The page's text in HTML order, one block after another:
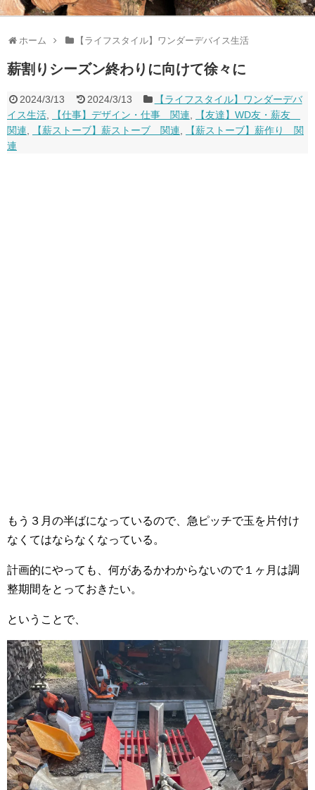
ホーム 【ライフスタイル】ワンダーデバイス生活
薪割りシーズン終わりに向けて徐々に
2024/3/13 2024/3/13
【ライフスタイル】ワンダーデバ
イス生活
【仕事】デザイン・仕事 関連
【友達】WD友・薪友
関連
【薪ストーブ】薪ストーブ 関連
【薪ストーブ】薪作り 関
連
もう３月の半ばになっているので、急ピッチで玉を片付け
なくてはならなくなっている。
計画的にやっても、何があるかわからないので１ヶ月は調
整期間をとっておきたい。
ということで、